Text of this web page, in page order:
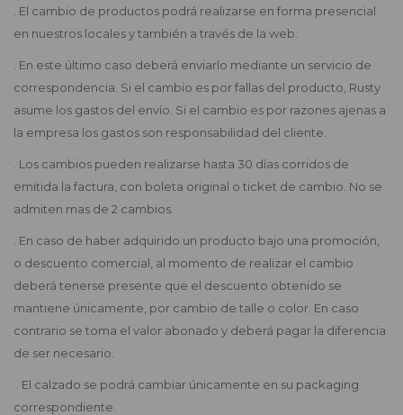
. El cambio de productos podrá realizarse en forma presencial
en nuestros locales y también a través de la web.
. En este último caso deberá enviarlo mediante un servicio de
correspondencia. Si el cambio es por fallas del producto, Rusty
asume los gastos del envío. Si el cambio es por razones ajenas a
la empresa los gastos son responsabilidad del cliente.
. Los cambios pueden realizarse hasta 30 días corridos de
emitida la factura, con boleta original o ticket de cambio. No se
admiten mas de 2 cambios.
. En caso de haber adquirido un producto bajo una promoción,
o descuento comercial, al momento de realizar el cambio
deberá tenerse presente que el descuento obtenido se
mantiene únicamente, por cambio de talle o color. En caso
contrario se toma el valor abonado y deberá pagar la diferencia
de ser necesario.
. El calzado se podrá cambiar únicamente en su packaging
correspondiente.